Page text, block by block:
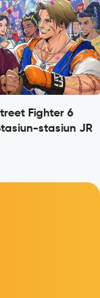
Fighter 6
stasiun JR